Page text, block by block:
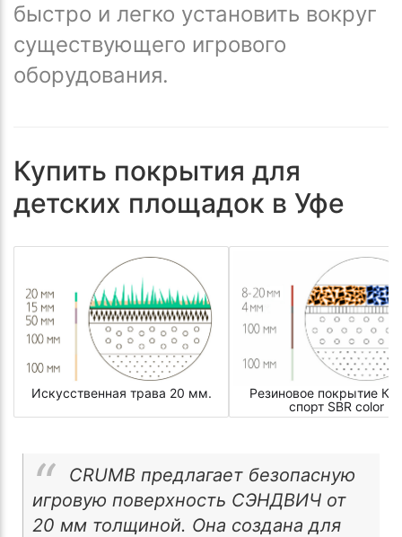
быстро и легко установить вокруг
существующего игрового
оборудования.
Купить покрытия для
детских площадок в Уфе
Искусственная трава 20 мм.
Резиновое покрытие
спорт SBR color
CRUMB предлагает безопасную
игровую поверхность СЭНДВИЧ от
20 мм толщиной. Она создана для